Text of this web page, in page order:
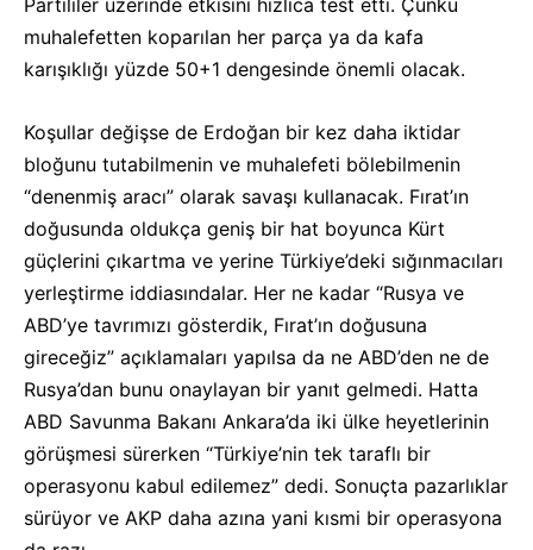
Partililer üzerinde etkisini hızlıca test etti. Çünkü
muhalefetten koparılan her parça ya da kafa
karışıklığı yüzde 50+1 dengesinde önemli olacak.
Koşullar değişse de Erdoğan bir kez daha iktidar
bloğunu tutabilmenin ve muhalefeti bölebilmenin
“denenmiş aracı” olarak savaşı kullanacak. Fırat’ın
doğusunda oldukça geniş bir hat boyunca Kürt
güçlerini çıkartma ve yerine Türkiye’deki sığınmacıları
yerleştirme iddiasındalar. Her ne kadar “Rusya ve
ABD’ye tavrımızı gösterdik, Fırat’ın doğusuna
gireceğiz” açıklamaları yapılsa da ne ABD’den ne de
Rusya’dan bunu onaylayan bir yanıt gelmedi. Hatta
ABD Savunma Bakanı Ankara’da iki ülke heyetlerinin
görüşmesi sürerken “Türkiye’nin tek taraflı bir
operasyonu kabul edilemez” dedi. Sonuçta pazarlıklar
sürüyor ve AKP daha azına yani kısmi bir operasyona